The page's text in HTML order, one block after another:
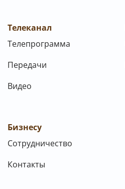
Телеканал
Телепрограмма
Передачи
Видео
Бизнесу
Сотрудничество
Контакты